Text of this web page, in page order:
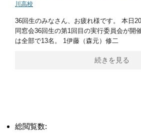
川高校
36回生のみなさん、お疲れ様です。 本日
同窓会36回生の第1回目の実行委員会が開
は全部で13名。 1伊藤（森元）修二
続きを見る
総閲覧数: